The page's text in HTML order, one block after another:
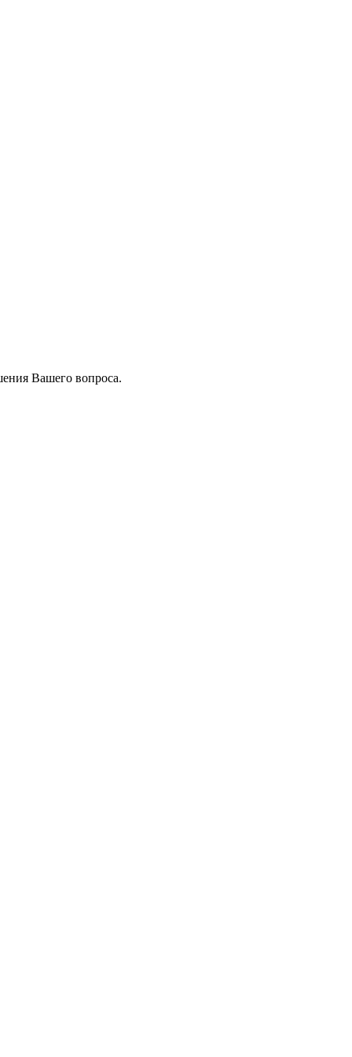
Вашего вопроса.